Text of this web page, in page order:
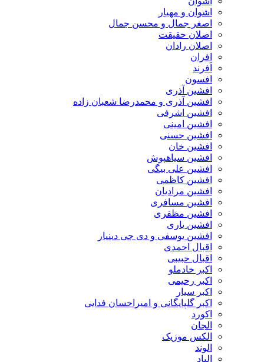
اشوان و مهیار
اصغر جمال و محسن جمال
اصلان حقیقت
اصلان رادان
افران
اَفرند
افسون
افشین آذری
افشین آذری و محمدرضا شعبان زاده
افشین اشرفی
افشین امینی
افشین حسنی
افشین خان
افشین سیاهپوش
افشین علی بیگی
افشین کاظمی
افشین مرادیان
افشین مسافری
افشین مظفری
افشین یاری
افشین یوسفی و دی جی دینیار
اقبال احمدی
اقبال حبیبی
اکبر خادملو
اکبر رحیمی
اکبر سیار
اکبر گلپایگانی و امیراحسان فدایی
اکورد
الجان
الکس موزیک
الوند
الیاد